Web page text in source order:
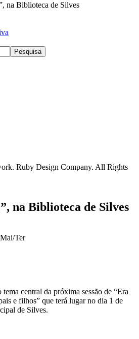
na Biblioteca de Silves
Ruby Design Company. All Rights
na Biblioteca de Silves
Ter
central da próxima sessão de “Era
e filhos” que terá lugar no dia 1 de
de Silves.